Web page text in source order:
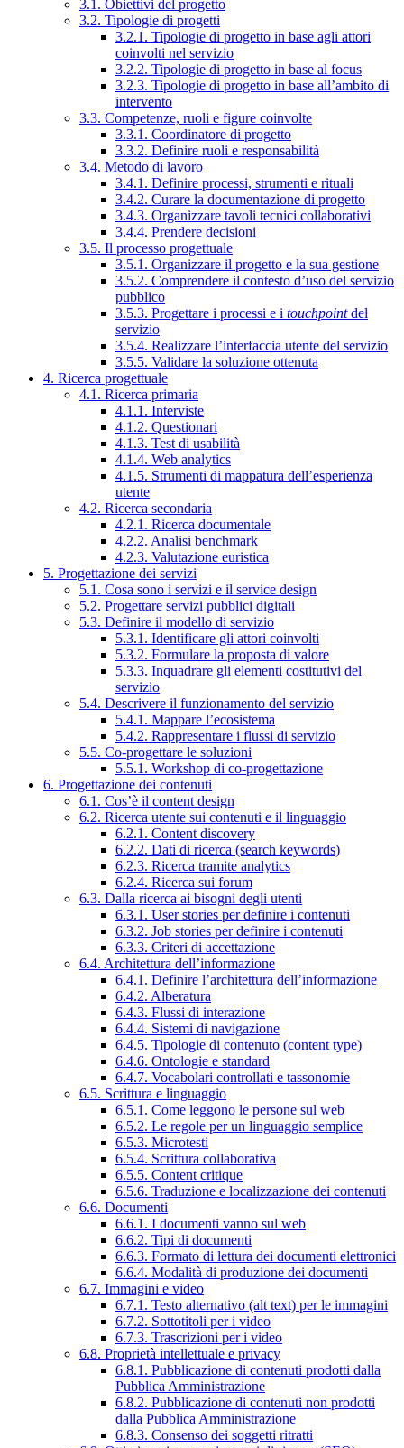
3.1. Obiettivi del progetto
3.2. Tipologie di progetti
3.2.1. Tipologie di progetto in base agli attori
coinvolti nel servizio
3.2.2. Tipologie di progetto in base al focus
3.2.3. Tipologie di progetto in base all’ambito di
intervento
3.3. Competenze, ruoli e figure coinvolte
3.3.1. Coordinatore di progetto
3.3.2. Definire ruoli e responsabilità
3.4. Metodo di lavoro
3.4.1. Definire processi, strumenti e rituali
3.4.2. Curare la documentazione di progetto
3.4.3. Organizzare tavoli tecnici collaborativi
3.4.4. Prendere decisioni
3.5. Il processo progettuale
3.5.1. Organizzare il progetto e la sua gestione
3.5.2. Comprendere il contesto d’uso del servizio
pubblico
3.5.3. Progettare i processi e i touchpointdel
servizio
3.5.4. Realizzare l’interfaccia utente del servizio
3.5.5. Validare la soluzione ottenuta
4. Ricerca progettuale
4.1. Ricerca primaria
4.1.1. Interviste
4.1.2. Questionari
4.1.3. Test di usabilità
4.1.4. Web analytics
4.1.5. Strumenti di mappatura dell’esperienza
utente
4.2. Ricerca secondaria
4.2.1. Ricerca documentale
4.2.2. Analisi benchmark
4.2.3. Valutazione euristica
5. Progettazione dei servizi
5.1. Cosa sono i servizi e il service design
5.2. Progettare servizi pubblici digitali
5.3. Definire il modello di servizio
5.3.1. Identificare gli attori coinvolti
5.3.2. Formulare la proposta di valore
5.3.3. Inquadrare gli elementi costitutivi del
servizio
5.4. Descrivere il funzionamento del servizio
5.4.1. Mappare l’ecosistema
5.4.2. Rappresentare i flussi di servizio
5.5. Co-progettare le soluzioni
5.5.1. Workshop di co-progettazione
6. Progettazione dei contenuti
6.1. Cos’è il content design
6.2. Ricerca utente sui contenuti e il linguaggio
6.2.1. Content discovery
6.2.2. Dati di ricerca (search keywords)
6.2.3. Ricerca tramite analytics
6.2.4. Ricerca sui forum
6.3. Dalla ricerca ai bisogni degli utenti
6.3.1. User stories per definire i contenuti
6.3.2. Job stories per definire i contenuti
6.3.3. Criteri di accettazione
6.4. Architettura dell’informazione
6.4.1. Definire l’architettura dell’informazione
6.4.2. Alberatura
6.4.3. Flussi di interazione
6.4.4. Sistemi di navigazione
6.4.5. Tipologie di contenuto (content type)
6.4.6. Ontologie e standard
6.4.7. Vocabolari controllati e tassonomie
6.5. Scrittura e linguaggio
6.5.1. Come leggono le persone sul web
6.5.2. Le regole per un linguaggio semplice
6.5.3. Microtesti
6.5.4. Scrittura collaborativa
6.5.5. Content critique
6.5.6. Traduzione e localizzazione dei contenuti
6.6. Documenti
6.6.1. I documenti vanno sul web
6.6.2. Tipi di documenti
6.6.3. Formato di lettura dei documenti elettronici
6.6.4. Modalità di produzione dei documenti
6.7. Immagini e video
6.7.1. Testo alternativo (alt text) per le immagini
6.7.2. Sottotitoli per i video
6.7.3. Trascrizioni per i video
6.8. Proprietà intellettuale e privacy
6.8.1. Pubblicazione di contenuti prodotti dalla
Pubblica Amministrazione
6.8.2. Pubblicazione di contenuti non prodotti
dalla Pubblica Amministrazione
6.8.3. Consenso dei soggetti ritratti